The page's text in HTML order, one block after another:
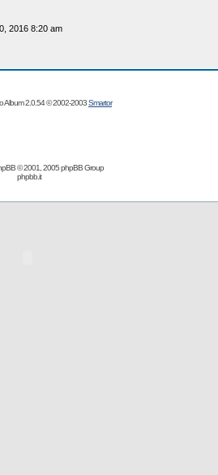
2016 8:20 am
Album 2.0.54 © 2002-2003Smartor
© 2001, 2005 phpBB Group
phpbb.it